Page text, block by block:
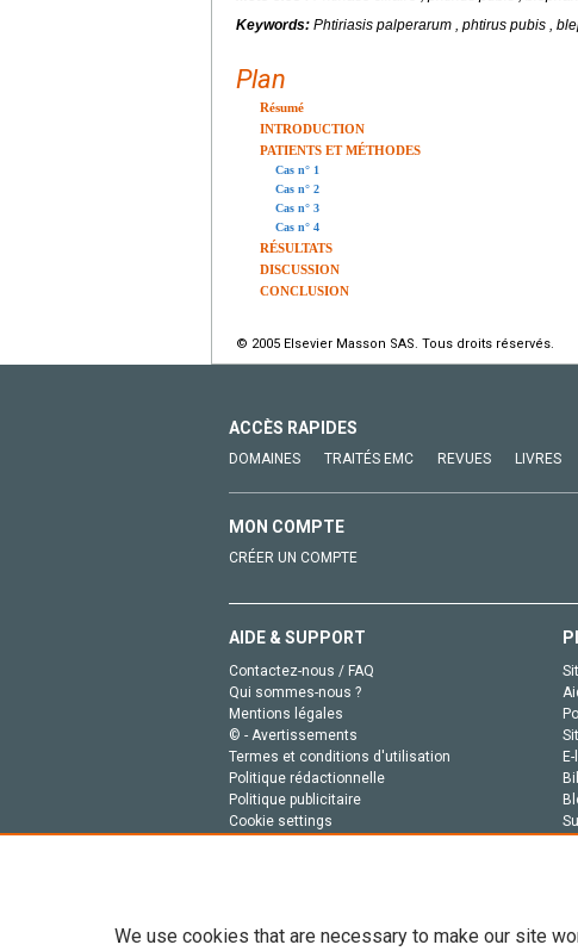
Keywords: Phtiriasis palperarum , phtirus pubis ,
Plan
Résumé
INTRODUCTION
PATIENTS ET MÉTHODES
Cas n° 1
Cas n° 2
Cas n° 3
Cas n° 4
RÉSULTATS
DISCUSSION
CONCLUSION
© 2005 Elsevier Masson SAS. Tous droits réservés.
ACCÈS RAPIDES
DOMAINES TRAITÉS EMC REVUES LIVRES
MON COMPTE
CRÉER UN COMPTE
AIDE & SUPPORT
Contactez-nous / FAQ
Qui sommes-nous ?
Mentions légales
© - Avertissements
Termes et conditions d'utilisation
Politique rédactionnelle
Politique publicitaire
Cookie settings
We use cookies that are necessary to make our site